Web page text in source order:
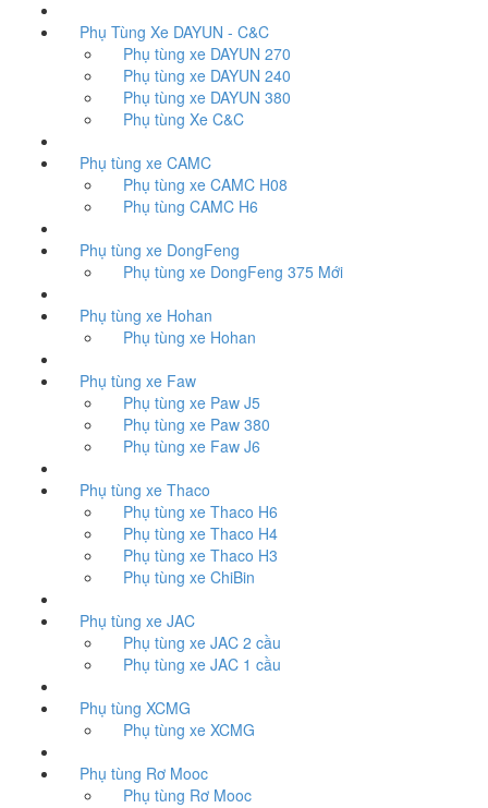
Phụ Tùng Xe DAYUN - C&C
Phụ tùng xe DAYUN 270
Phụ tùng xe DAYUN 240
Phụ tùng xe DAYUN 380
Phụ tùng Xe C&C
Phụ tùng xe CAMC
Phụ tùng xe CAMC H08
Phụ tùng CAMC H6
Phụ tùng xe DongFeng
Phụ tùng xe DongFeng 375 Mới
Phụ tùng xe Hohan
Phụ tùng xe Hohan
Phụ tùng xe Faw
Phụ tùng xe Paw J5
Phụ tùng xe Paw 380
Phụ tùng xe Faw J6
Phụ tùng xe Thaco
Phụ tùng xe Thaco H6
Phụ tùng xe Thaco H4
Phụ tùng xe Thaco H3
Phụ tùng xe ChiBin
Phụ tùng xe JAC
Phụ tùng xe JAC 2 cầu
Phụ tùng xe JAC 1 cầu
Phụ tùng XCMG
Phụ tùng xe XCMG
Phụ tùng Rơ Mooc
Phụ tùng Rơ Mooc